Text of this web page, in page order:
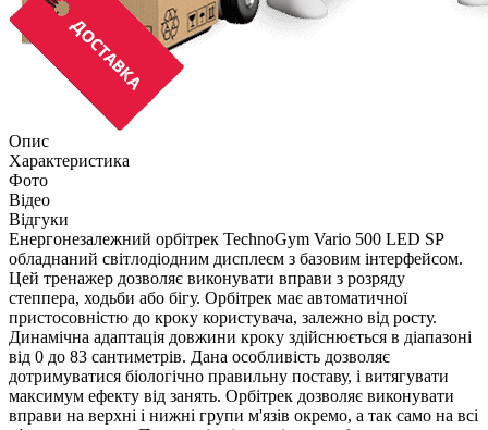
Опис
Характеристика
Фото
Відео
Відгуки
Енергонезалежний орбітрек TechnoGym Vario 500 LED SP
обладнаний світлодіодним дисплеєм з базовим інтерфейсом.
Цей тренажер дозволяє виконувати вправи з розряду
степпера, ходьби або бігу. Орбітрек має автоматичної
пристосовністю до кроку користувача, залежно від росту.
Динамічна адаптація довжини кроку здійснюється в діапазоні
від 0 до 83 сантиметрів. Дана особливість дозволяє
дотримуватися біологічно правильну поставу, і витягувати
максимум ефекту від занять. Орбітрек дозволяє виконувати
вправи на верхні і нижні групи м'язів окремо, а так само на всі